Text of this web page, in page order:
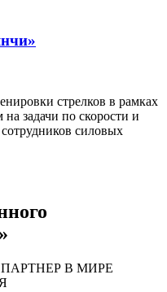
стрелков в рамках
задачи по скорости и
силовых
В МИРЕ